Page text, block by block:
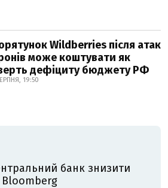
Wildberries після атак
може коштувати як
дефіциту бюджету РФ
19:50
банк знизити
Bloomberg